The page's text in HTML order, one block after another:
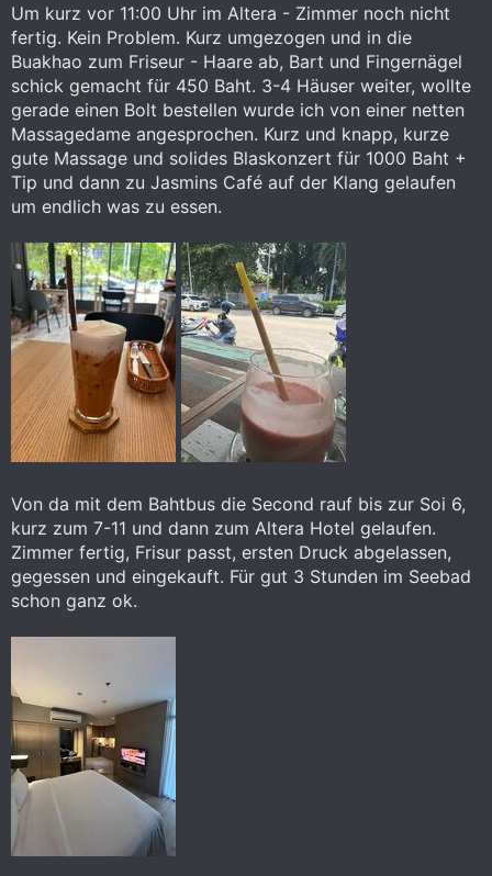
Um kurz vor 11:00 Uhr im Altera - Zimmer noch nicht
fertig. Kein Problem. Kurz umgezogen und in die
Buakhao zum Friseur - Haare ab, Bart und Fingernägel
schick gemacht für 450 Baht. 3-4 Häuser weiter, wollte
gerade einen Bolt bestellen wurde ich von einer netten
Massagedame angesprochen. Kurz und knapp, kurze
gute Massage und solides Blaskonzert für 1000 Baht +
Tip und dann zu Jasmins Café auf der Klang gelaufen
um endlich was zu essen.
Von da mit dem Bahtbus die Second rauf bis zur Soi 6,
kurz zum 7-11 und dann zum Altera Hotel gelaufen.
Zimmer fertig, Frisur passt, ersten Druck abgelassen,
gegessen und eingekauft. Für gut 3 Stunden im Seebad
schon ganz ok.